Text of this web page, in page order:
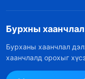
явуулсан
мессежийг
гар утасны минь
Бурхны
Бурханы хаанчлал
хаанчлалд орохыг